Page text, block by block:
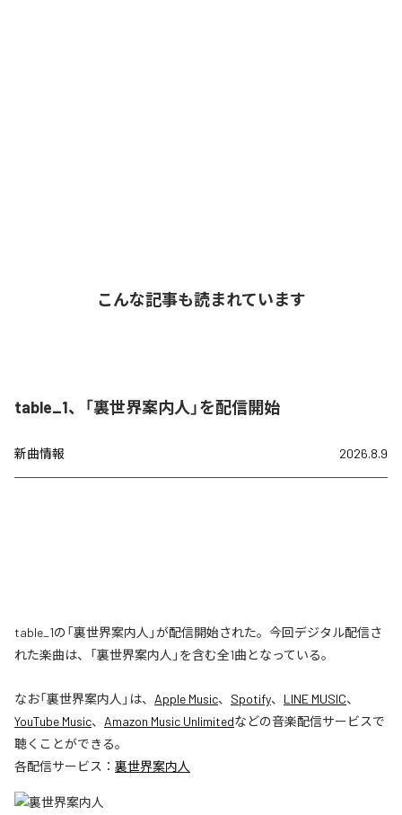
こんな記事も読まれています
table_1、「裏世界案内人」を配信開始
新曲情報 2026.8.9
table_1の「裏世界案内人」が配信開始された。今回デジタル配信さ
れた楽曲は、「裏世界案内人」を含む全1曲となっている。
なお「裏世界案内人 」は、 Apple Music、 Spotify、 LINE MUSIC、
YouTube Music、 Amazon Music Unlimitedなどの音楽配信サービスで
聴くことができる。
各配信サービス： 裏世界案内人